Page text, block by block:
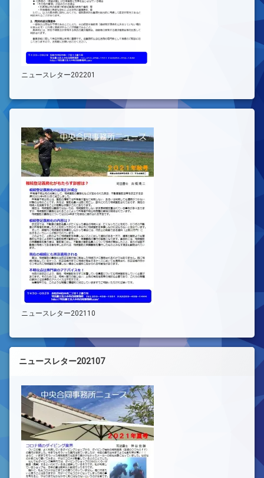
ニュースレター202201
ニュースレター202110
ニュースレター202107